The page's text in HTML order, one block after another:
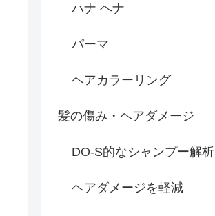
ハナ ヘナ
パーマ
ヘアカラーリング
髪の傷み・ヘアダメージ
DO-S的なシャンプー解析
ヘアダメージを軽減